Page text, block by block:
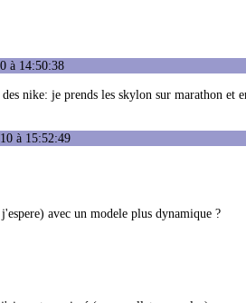
à 14:50:38
nike: je prends les skylon sur marathon et
à 15:52:49
avec un modele plus dynamique ?